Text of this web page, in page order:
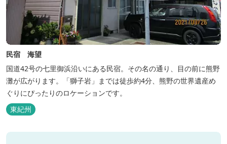
民宿 海望
国道42号の七里御浜沿いにある民宿。その名の通り、目の前に熊野
灘が広がります。「獅子岩」までは徒歩約4分、熊野の世界遺産め
ぐりにぴったりのロケーションです。
東紀州